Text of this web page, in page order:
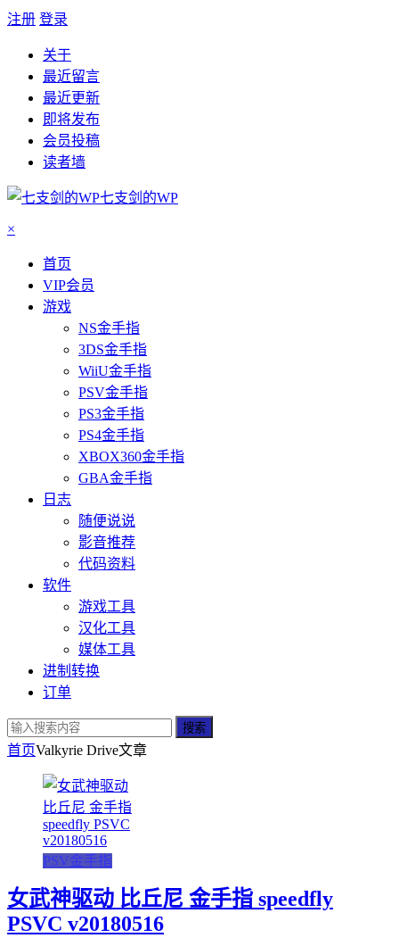
注册 登录
关于
最近留言
最近更新
即将发布
会员投稿
读者墙
七支剑的WP
×
首页
VIP会员
游戏
NS金手指
3DS金手指
WiiU金手指
PSV金手指
PS3金手指
PS4金手指
XBOX360金手指
GBA金手指
日志
随便说说
影音推荐
代码资料
软件
游戏工具
汉化工具
媒体工具
进制转换
订单
搜索
首页Valkyrie Drive文章
PSV金手指
女武神驱动 比丘尼 金手指 speedfly
PSVC v20180516